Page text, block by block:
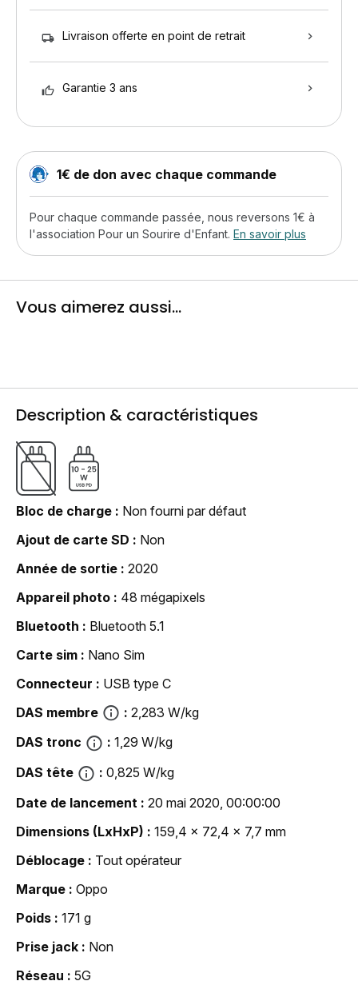
Livraison offerte en point de retrait
Garantie 3 ans
1€ de don avec chaque commande
Pour chaque commande passée, nous reversons 1€ à
l'association Pour un Sourire d'Enfant. En savoir plus
Vous aimerez aussi...
Description & caractéristiques
Bloc de charge
Non fourni par défaut
Ajout de carte SD
Non
Année de sortie
2020
Appareil photo
48 mégapixels
Bluetooth
Bluetooth 5.1
Carte sim
Nano Sim
Connecteur
USB type C
DAS membre
2,283 W/kg
DAS tronc
1,29 W/kg
DAS tête
0,825 W/kg
Date de lancement
20 mai 2020, 00:00:00
Dimensions (LxHxP)
159,4 x 72,4 x 7,7 mm
Déblocage
Tout opérateur
Marque
Oppo
Poids
171 g
Prise jack
Non
Réseau
5G